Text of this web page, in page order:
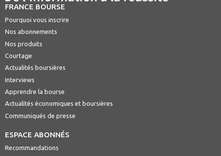
FRANCE BOURSE
Pourquoi vous inscrire
Nos abonnements
Nos produits
Courtage
Actualités boursières
Interviews
Apprendre la bourse
Actualités économiques et boursières
Communiqués de presse
ESPACE ABONNÉS
Recommandations